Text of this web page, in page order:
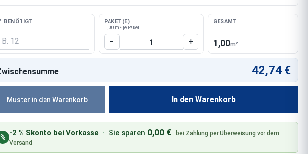
BENÖTIGT PAKET(E)
1,00 m² je Paket
Produkt Anzahl: Gib den
− +
GESAMT
1,00m²
In den Warenkorb
42,74 €
% -2 % Skonto bei Vorkasse · Sie sparen 0,00 €
bei Zahlung per Überweisung vor dem
Versand
Muster in den Warenkorb